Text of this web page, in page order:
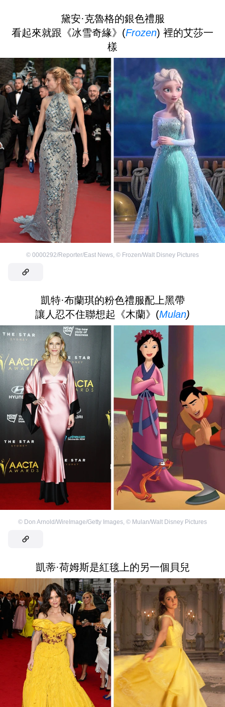
黛安·克魯格的銀色禮服
看起來就跟《冰雪奇緣》(Frozen) 裡的艾莎一
樣
© 0000292/Reporter/East News © Frozen/Walt Disney Pictures
凱特·布蘭琪的粉色禮服配上黑帶
讓人忍不住聯想起《木蘭》(Mulan)
© Don Arnold/WireImage/Getty Images, © Mulan/Walt Disney Pictures
凱蒂·荷姆斯是紅毯上的另一個貝兒